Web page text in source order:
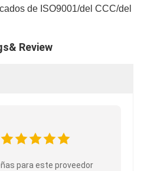
de ISO9001/del CCC/del
Review
para este proveedor